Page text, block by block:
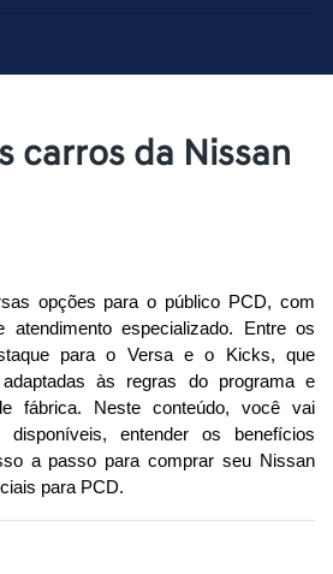
carros da Nissan
opções para o público PCD, com
atendimento especializado. Entre os
para o Versa e o Kicks, que
às regras do programa e
fábrica. Neste conteúdo, você vai
entender os benefícios
a passo para comprar seu Nissan
para PCD.